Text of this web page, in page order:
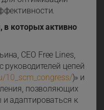
которых активно
СЕО Free Lines,
руководителей цепей
10_scm_congress/)» и
позволяющих
адаптироваться к